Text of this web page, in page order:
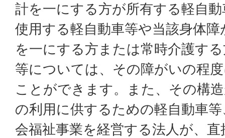
計を一にする方が所有する軽自
使用する軽自動車等や当該身体
を一にする方または常時介護す
等については、その障がいの程
ことができます。また、その構
の利用に供するための軽自動車
会福祉事業を経営する法人が、